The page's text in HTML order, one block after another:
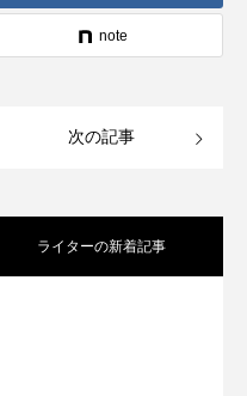
note
次の記事
ライターの新着記事